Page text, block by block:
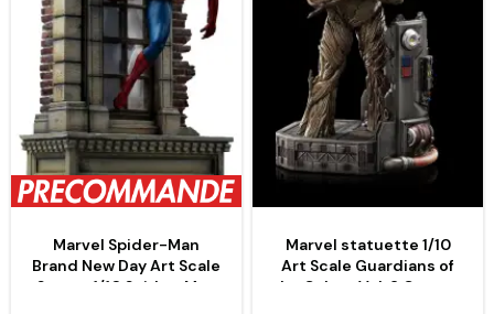
Marvel Spider-Man
Brand New Day Art Scale
Statue 1/10 Spider-Man
Marvel statuette 1/10
Art Scale Guardians of
the Galaxy Vol. 3 Groot –